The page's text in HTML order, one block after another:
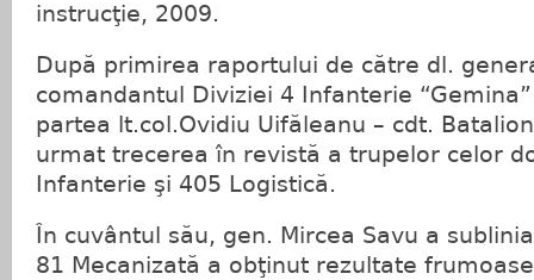
instrucţie, 2009.
După primirea raportului de către dl.
comandantul Diviziei 4 Infanterie
partea lt.col.Ovidiu Uifăleanu – cdt.
urmat trecerea în revistă a trupelor celor
Infanterie şi 405 Logistică.
În cuvântul său, gen. Mircea Savu a
81 Mecanizată a obţinut rezultate